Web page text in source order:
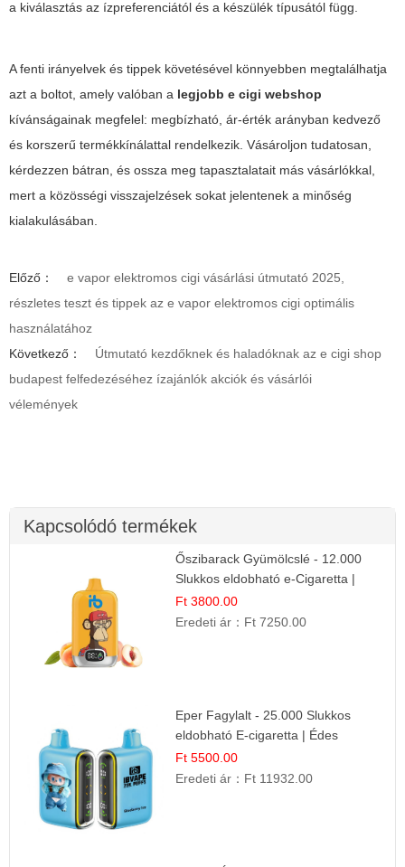
a kiválasztás az ízpreferenciától és a készülék típusától függ.
A fenti irányelvek és tippek követésével könnyebben megtalálhatja
azt a boltot, amely valóban a legjobb e cigi webshop
kívánságainak megfelel: megbízható, ár-érték arányban kedvező
és korszerű termékkínálattal rendelkezik. Vásároljon tudatosan,
kérdezzen bátran, és ossza meg tapasztalatait más vásárlókkal,
mert a közösségi visszajelzések sokat jelentenek a minőség
kialakulásában.
Előző：
e vapor elektromos cigi vásárlási útmutató 2025,
részletes teszt és tippek az e vapor elektromos cigi optimális
használatához
Következő：
Útmutató kezdőknek és haladóknak az e cigi shop
budapest felfedezéséhez ízajánlók akciók és vásárlói
vélemények
Kapcsolódó termékek
Őszibarack Gyümölcslé - 12.000
Slukkos eldobható e-Cigaretta |
Friss Gyümölcs Íz
Ft 3800.00
Eredeti ár： Ft 7250.00
Eper Fagylalt - 25.000 Slukkos
eldobható E-cigaretta | Édes
Desszert Íz
Ft 5500.00
Eredeti ár： Ft 11932.00